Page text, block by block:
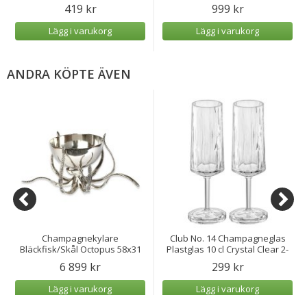
419 kr
Lägg i varukorg
999 kr
Lägg i varukorg
ANDRA KÖPTE ÄVEN
Champagnekylare
Bläckfisk/Skål Octopus 58x31
6 899 kr
Lägg i varukorg
Club No. 14 Champagneglas
Plastglas 10 cl Crystal Clear 2-
299 kr
Lägg i varukorg